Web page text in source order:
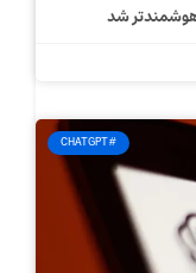
#CHATGPT